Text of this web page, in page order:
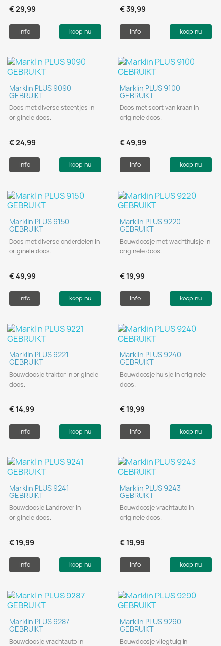
€ 29,99
Info koop nu
€ 39,99
Info koop nu
Marklin PLUS 9090
GEBRUIKT
Doos met diverse steentjes in
originele doos.
€ 24,99
Info koop nu
Marklin PLUS 9100
GEBRUIKT
Doos met soort van kraan in
originele doos.
€ 49,99
Info koop nu
Marklin PLUS 9150
GEBRUIKT
Doos met diverse onderdelen in
originele doos.
€ 49,99
Info koop nu
Marklin PLUS 9220
GEBRUIKT
Bouwdoosje met wachthuisje in
originele doos.
€ 19,99
Info koop nu
Marklin PLUS 9221
GEBRUIKT
Bouwdoosje traktor in originele
doos.
€ 14,99
Info koop nu
Marklin PLUS 9240
GEBRUIKT
Bouwdoosje huisje in originele
doos.
€ 19,99
Info koop nu
Marklin PLUS 9241
GEBRUIKT
Bouwdoosje Landrover in
originele doos.
€ 19,99
Info koop nu
Marklin PLUS 9243
GEBRUIKT
Bouwdoosje vrachtauto in
originele doos.
€ 19,99
Info koop nu
Marklin PLUS 9287
GEBRUIKT
Bouwdoosje vrachtauto in
Marklin PLUS 9290
GEBRUIKT
Bouwdoosje vliegtuig in